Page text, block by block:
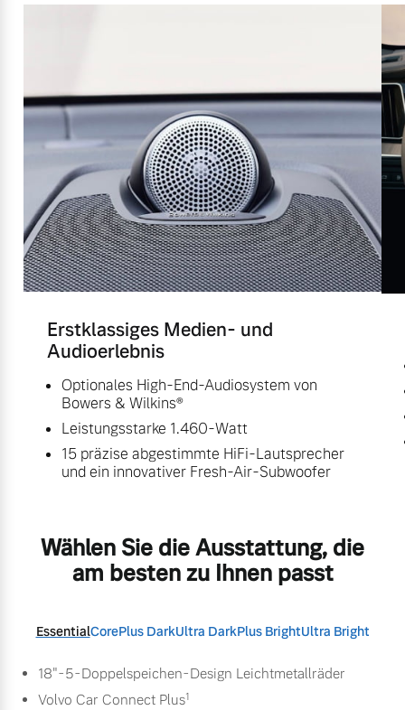
Erstklassiges Medien- und
Audioerlebnis
Optionales High-End-Audiosystem von
Bowers & Wilkins®
Leistungsstarke 1.460-Watt
15 präzise abgestimmte HiFi-Lautsprecher
und ein innovativer Fresh-Air-Subwoofer
Wählen Sie die Ausstattung, die
am besten zu Ihnen passt
EssentialCorePlus DarkUltra DarkPlus BrightUltra Bright
18"-5-Doppelspeichen-Design Leichtmetallräder
Volvo Car Connect Plus1